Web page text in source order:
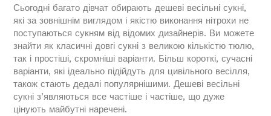
Сьогодні багато дівчат обирають дешеві весільні сукні,
які за зовнішнім виглядом і якістю виконання нітрохи не
поступаються сукням від відомих дизайнерів. Ви можете
знайти як класичні довгі сукні з великою кількістю тюлю,
так і простіші, скромніші варіанти. Більш короткі, сучасні
варіанти, які ідеально підійдуть для цивільного весілля,
також стають дедалі популярнішими. Дешеві весільні
сукні з’являються все частіше і частіше, що дуже
цінують майбутні наречені.